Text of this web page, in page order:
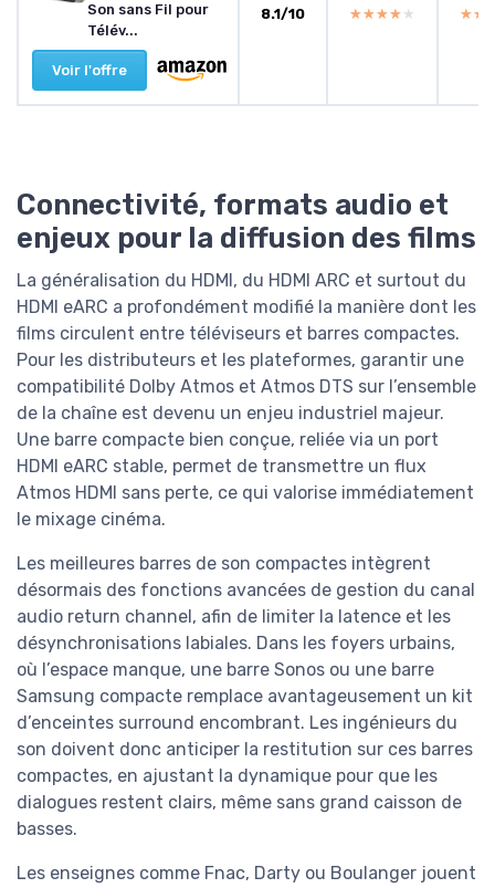
Son sans Fil pour
Télév...
Voir l'offre
8.1/10 ★★★★★
★★★★★
Connectivité, formats audio et
enjeux pour la diffusion des films
La généralisation du HDMI, du HDMI ARC et surtout du
HDMI eARC a profondément modifié la manière dont les
films circulent entre téléviseurs et barres compactes.
Pour les distributeurs et les plateformes, garantir une
compatibilité Dolby Atmos et Atmos DTS sur l’ensemble
de la chaîne est devenu un enjeu industriel majeur.
Une barre compacte bien conçue, reliée via un port
HDMI eARC stable, permet de transmettre un flux
Atmos HDMI sans perte, ce qui valorise immédiatement
le mixage cinéma.
Les meilleures barres de son compactes intègrent
désormais des fonctions avancées de gestion du canal
audio return channel, afin de limiter la latence et les
désynchronisations labiales. Dans les foyers urbains,
où l’espace manque, une barre Sonos ou une barre
Samsung compacte remplace avantageusement un kit
d’enceintes surround encombrant. Les ingénieurs du
son doivent donc anticiper la restitution sur ces barres
compactes, en ajustant la dynamique pour que les
dialogues restent clairs, même sans grand caisson de
basses.
Les enseignes comme Fnac, Darty ou Boulanger jouent